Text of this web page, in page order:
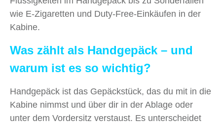
wie E-Zigaretten und Duty-Free-Einkäufen in der
Kabine.
Was zählt als Handgepäck – und
warum ist es so wichtig?
Handgepäck ist das Gepäckstück, das du mit in die
Kabine nimmst und über dir in der Ablage oder
unter dem Vordersitz verstaust. Es unterscheidet